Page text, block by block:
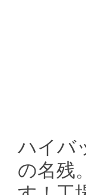
ハイバ
の名残